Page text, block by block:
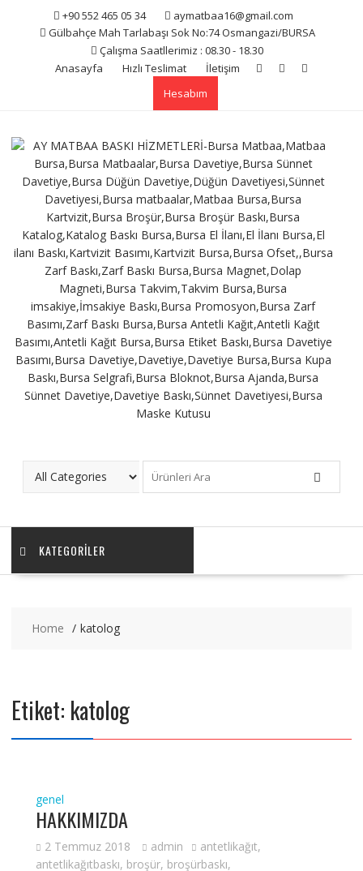
+90 552 465 05 34
aymatbaa16@gmail.com
Gülbahçe Mah Tarlabaşı Sok No:74 Osmangazi/BURSA
Çalışma Saatllerimiz : 08.30 - 18.30
Anasayfa
Hızlı Teslimat
İletişim
Hesabım
KATEGORILER
Home katolog
Etiket: katolog
genel
HAKKIMIZDA
2 Temmuz 2018 admin antetlikağıt,
antetlikağıtbaskı, broşür, broşürbaskı,